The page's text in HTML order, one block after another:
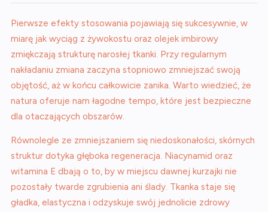
Pierwsze efekty stosowania pojawiają się sukcesywnie, w
miarę jak wyciąg z żywokostu oraz olejek imbirowy
zmiękczają strukturę narosłej tkanki. Przy regularnym
nakładaniu zmiana zaczyna stopniowo zmniejszać swoją
objętość, aż w końcu całkowicie zanika. Warto wiedzieć, że
natura oferuje nam łagodne tempo, które jest bezpieczne
dla otaczających obszarów.
Równolegle ze zmniejszaniem się niedoskonałości, skórnych
struktur dotyka głęboka regeneracja. Niacynamid oraz
witamina E dbają o to, by w miejscu dawnej kurzajki nie
pozostały twarde zgrubienia ani ślady. Tkanka staje się
gładka, elastyczna i odzyskuje swój jednolicie zdrowy